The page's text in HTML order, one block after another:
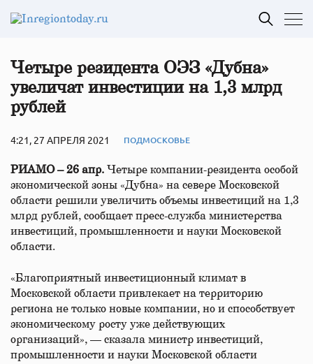
Четыре резидента ОЭЗ «Дубна»
увеличат инвестиции на 1,3 млрд
рублей
4:21, 27 АПРЕЛЯ 2021 ПОДМОСКОВЬЕ
РИАМО – 26 апр. Четыре компании-резидента особой
экономической зоны «Дубна» на севере Московской
области решили увеличить объемы инвестиций на 1,3
млрд рублей, сообщает пресс-служба министерства
инвестиций, промышленности и науки Московской
области.
«Благоприятный инвестиционный климат в
Московской области привлекает на территорию
региона не только новые компании, но и способствует
экономическому росту уже действующих
организаций», — сказала министр инвестиций,
промышленности и науки Московской области